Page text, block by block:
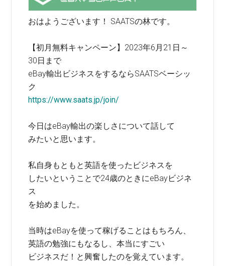
おはようございます！ SAATSの林です。
【初月無料キャンペーン】2023年6月21日～
30日まで
eBay輸出ビジネスをするならSAATSベーシッ
ク
https://www.saats.jp/join/
今日はeBay輸出の楽しさについて話して
みたいと思います。
私自身もともと英語を使ったビジネスを
したいということで24歳のときにeBayビジネ
ス
を始めました。
当時はeBayを使って稼げることはもちろん、
英語の勉強にもなるし、本当にすごい
ビジネスだ！と興奮したのを覚えています。